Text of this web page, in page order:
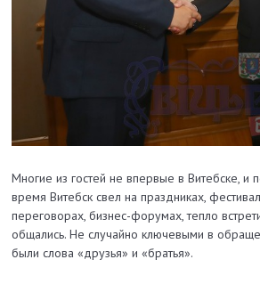
Многие из гостей не впервые в Витебске, и
время Витебск свел на праздниках,
переговорах, бизнес-форумах, тепло
общались. Не случайно ключевыми в
были слова «друзья» и «братья».